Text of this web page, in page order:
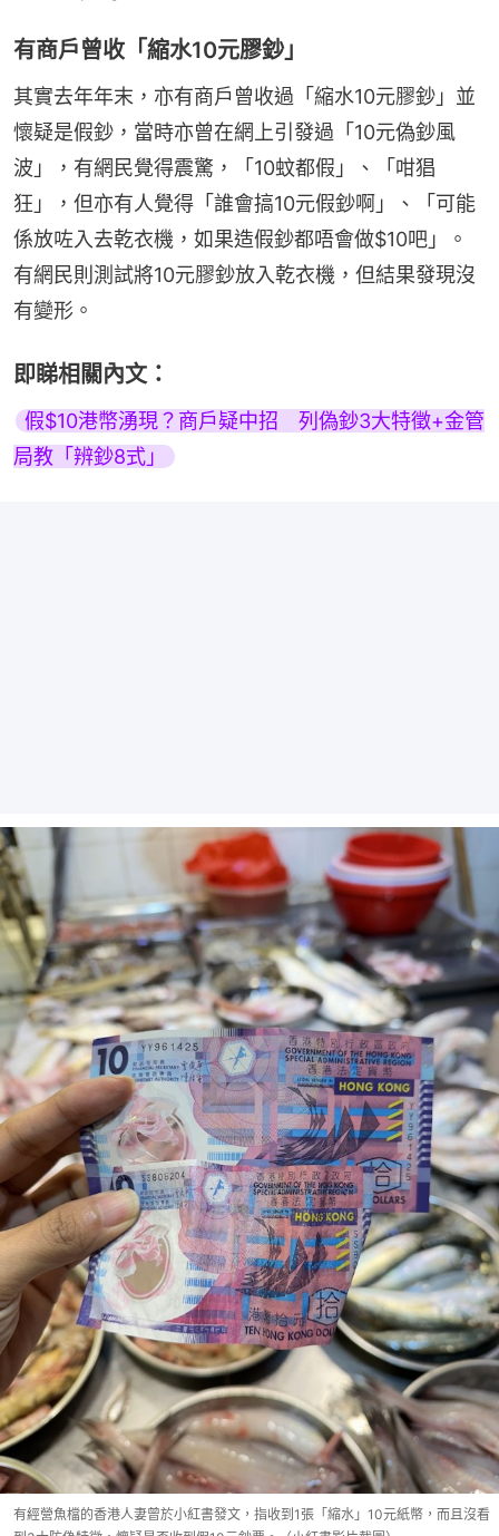
有商戶曾收「縮水10元膠鈔」
其實去年年末，亦有商戶曾收過「縮水10元膠鈔」並
懷疑是假鈔，當時亦曾在網上引發過「10元偽鈔風
波」，有網民覺得震驚，「10蚊都假」、「咁猖
狂」，但亦有人覺得「誰會搞10元假鈔啊」、「可能
係放咗入去乾衣機，如果造假鈔都唔會做$10吧」。
有網民則測試將10元膠鈔放入乾衣機，但結果發現沒
有變形。
即睇相關內文：
假$10港幣湧現？商戶疑中招　列偽鈔3大特徵+金管
局教「辨鈔8式」
有經營魚檔的香港人妻曾於小紅書發文，指收到1張「縮水」10元紙幣，而且沒看